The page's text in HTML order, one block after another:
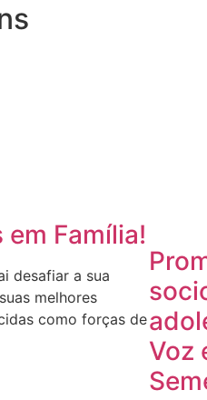
Família!
desafiar a sua
melhores
como forças de
Voz